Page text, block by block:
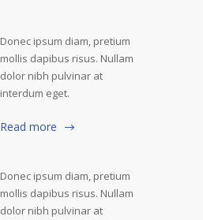
Donec ipsum diam, pretium
mollis dapibus risus. Nullam
dolor nibh pulvinar at
interdum eget.
Read more
Donec ipsum diam, pretium
mollis dapibus risus. Nullam
dolor nibh pulvinar at